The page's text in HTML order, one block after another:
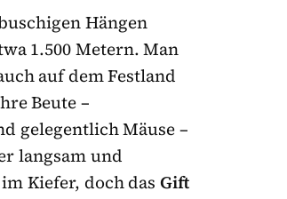
Hängen
1.500 Metern. Man
auf dem Festland
Beute –
gelegentlich Mäuse –
langsam und
Kiefer, doch das Gift